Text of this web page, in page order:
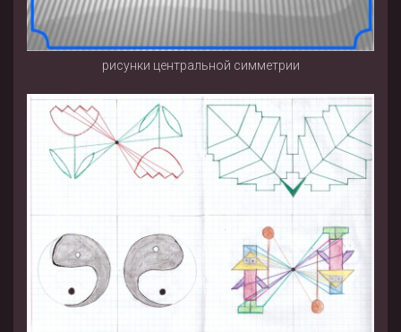
рисунки центральной симметрии